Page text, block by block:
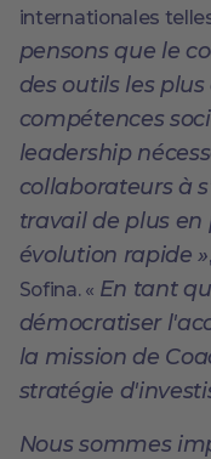
internationales
pensons que le
des outils les
compétences
leadership
collaborateurs à
travail de plus en
évolution rapide »
Sofina. « En tant
démocratiser
la mission de
stratégie
Nous sommes